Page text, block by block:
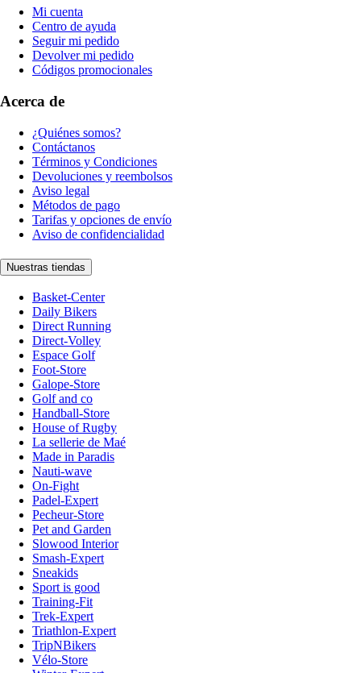
Mi cuenta
Centro de ayuda
Seguir mi pedido
Devolver mi pedido
Códigos promocionales
Acerca de
¿Quiénes somos?
Contáctanos
Términos y Condiciones
Devoluciones y reembolsos
Aviso legal
Métodos de pago
Tarifas y opciones de envío
Aviso de confidencialidad
Nuestras tiendas
Basket-Center
Daily Bikers
Direct Running
Direct-Volley
Espace Golf
Foot-Store
Galope-Store
Golf and co
Handball-Store
House of Rugby
La sellerie de Maé
Made in Paradis
Nauti-wave
On-Fight
Padel-Expert
Pecheur-Store
Pet and Garden
Slowood Interior
Smash-Expert
Sneakids
Sport is good
Training-Fit
Trek-Expert
Triathlon-Expert
TripNBikers
Vélo-Store